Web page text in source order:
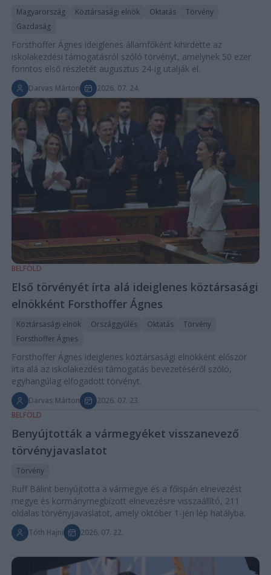
Magyarország Köztársasági elnök Oktatás
Törvény
Gazdaság
Forsthoffer Ágnes ideiglenes államfőként kihirdette az
iskolakezdési támogatásról szóló törvényt, amelynek 50 ezer
forintos első részletét augusztus 24-ig utalják el.
Darvas Márton 2026. 07. 24.
BELFÖLD
Első törvényét írta alá ideiglenes köztársasági
elnökként Forsthoffer Ágnes
Köztársasági elnök Országgyűlés Oktatás
Törvény
Forsthoffer Ágnes
Forsthoffer Ágnes ideiglenes köztársasági elnökként először
írta alá az iskolakezdési támogatás bevezetéséről szóló,
egyhangúlag elfogadott törvényt.
Darvas Márton
2026. 07. 23.
BELFÖLD
Benyújtották a vármegyéket visszanevező
törvényjavaslatot
Törvény
Ruff Bálint benyújtotta a vármegye és a főispán elnevezést
megye és kormánymegbízott elnevezésre visszaállító, 211
oldalas törvényjavaslatot, amely október 1-jén lép hatályba.
Tóth Hajni 2026. 07. 22.